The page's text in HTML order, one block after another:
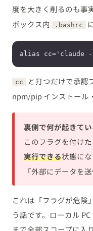
度を大きく削るのも事
ボックス内 .bashrc
cc
と打つだけで承認
npm/pip インストール
裏側で何が起きて
このフラグを付けた
実行できる状態に
「外部にデータを
これは「フラグが危険
う話です。ローカル